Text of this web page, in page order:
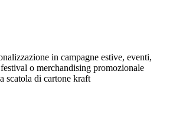
in campagne estive, eventi,
o merchandising promozionale
scatola di cartone kraft